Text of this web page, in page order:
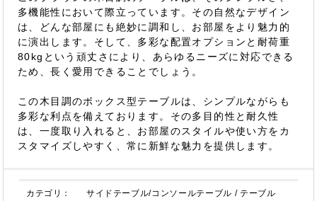
多機能性において際立っています。その自然なデザイン
は、どんな部屋にも絶妙に調和し、お部屋をより魅力的
に演出します。そして、多彩な配置オプションと耐荷重
80kgという頑丈さにより、あらゆるニーズに対応できる
ため、長く愛用できることでしょう。
この木目調のボックス型テーブルは、シンプルながらも
多彩な利点を備えております。その多目的性と耐久性
は、一度取り入れると、お部屋のスタイルや使い方をカ
スタマイズしやすく、常に新鮮な魅力を提供します。
カテゴリ： サイドテーブル/コンソールテーブル / テーブル